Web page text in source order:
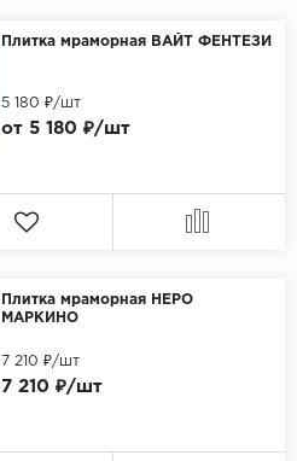
Плитка мраморная ВАЙТ ФЕНТЕЗИ
от 5 180 ₽/шт
5 180 ₽/шт
Плитка мраморная НЕРО
МАРКИНО
7 210 ₽/шт
7 210 ₽/шт